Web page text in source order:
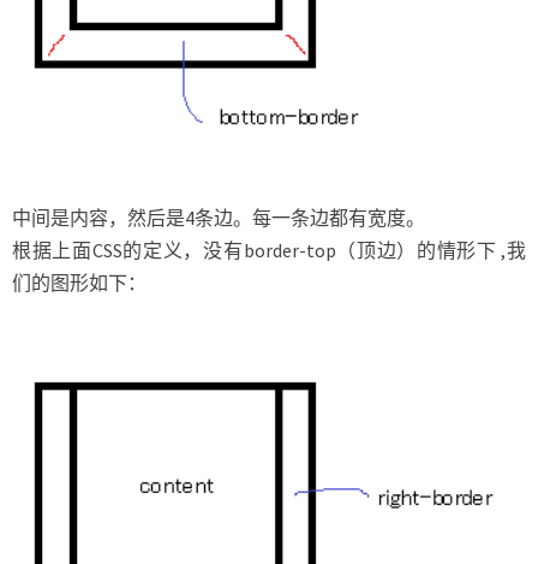
中间是内容，然后是4条边。每一条边都有宽度。
根据上面CSS的定义，没有border-top（顶边）的情形下 ,我
们的图形如下：